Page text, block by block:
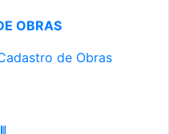
OBRAS
de Obras